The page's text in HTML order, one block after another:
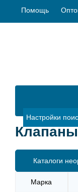
Помощь
Настройки
Клапаны
Каталоги
Марка